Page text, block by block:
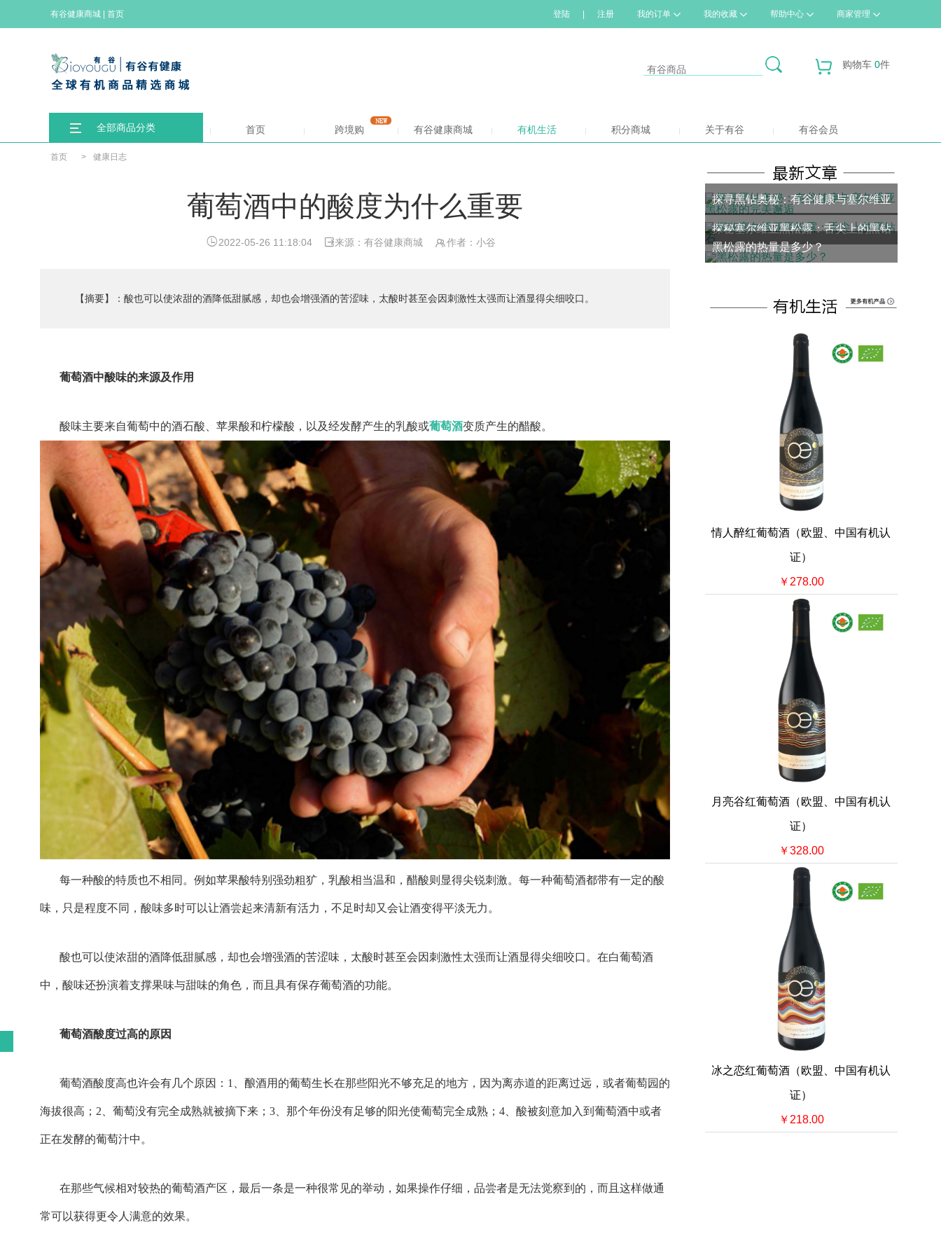
有谷健康商城 首页 登陆 注册 我的订单 我的收藏 帮助中心 商家管理
购物车 0件
全部商品分类 首页 跨境购 有谷健康商城 有机生活 积分商城 关于有谷 有谷会员
首页 > 健康日志
葡萄酒中的酸度为什么重要
2022-05-26 11:18:04 来源：有谷健康商城 作者：小谷
【摘要】：酸也可以使浓甜的酒降低甜腻感，却也会增强酒的苦涩味，太酸时甚至会因刺激性太强而让酒显得尖细咬口。
葡萄酒中酸味的来源及作用
酸味主要来自葡萄中的酒石酸、苹果酸和柠檬酸，以及经发酵产生的乳酸或葡萄酒变质产生的醋酸。
每一种酸的特质也不相同。例如苹果酸特别强劲粗犷，乳酸相当温和，醋酸则显得尖锐刺激。每一种葡萄酒都带有一定的酸
味，只是程度不同，酸味多时可以让酒尝起来清新有活力，不足时却又会让酒变得平淡无力。
酸也可以使浓甜的酒降低甜腻感，却也会增强酒的苦涩味，太酸时甚至会因刺激性太强而让酒显得尖细咬口。在白葡萄酒
中，酸味还扮演着支撑果味与甜味的角色，而且具有保存葡萄酒的功能。
葡萄酒酸度过高的原因
葡萄酒酸度高也许会有几个原因：1、酿酒用的葡萄生长在那些阳光不够充足的地方，因为离赤道的距离过远，或者葡萄园的
海拔很高；2、葡萄没有完全成熟就被摘下来；3、那个年份没有足够的阳光使葡萄完全成熟；4、酸被刻意加入到葡萄酒中或者
正在发酵的葡萄汁中。
在那些气候相对较热的葡萄酒产区，最后一条是一种很常见的举动，如果操作仔细，品尝者是无法觉察到的，而且这样做通
常可以获得更令人满意的效果。
探寻黑钻奥秘：有谷健康与塞尔维亚
黑松露的完美邂逅
探秘塞尔维亚黑松露：舌尖上的黑钻
石
黑松露的热量是多少？
情人醉红葡萄酒（欧盟、中国有机认
证）
￥278.00
月亮谷红葡萄酒（欧盟、中国有机认
证）
￥328.00
冰之恋红葡萄酒（欧盟、中国有机认
证）
￥218.00